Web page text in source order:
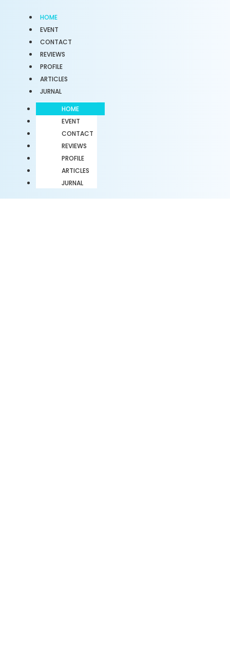
HOME
EVENT
CONTACT
REVIEWS
PROFILE
ARTICLES
JURNAL
HOME
EVENT
CONTACT
REVIEWS
PROFILE
ARTICLES
JURNAL